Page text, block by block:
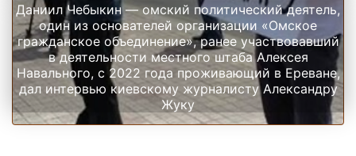
Даниил Чебыкин — омский политический деятель,
один из основателей организации «Омское
гражданское объединение», ранее участвовавший
в деятельности местного штаба Алексея
Навального, с 2022 года проживающий в Ереване,
дал интервью киевскому журналисту Александру
Жуку